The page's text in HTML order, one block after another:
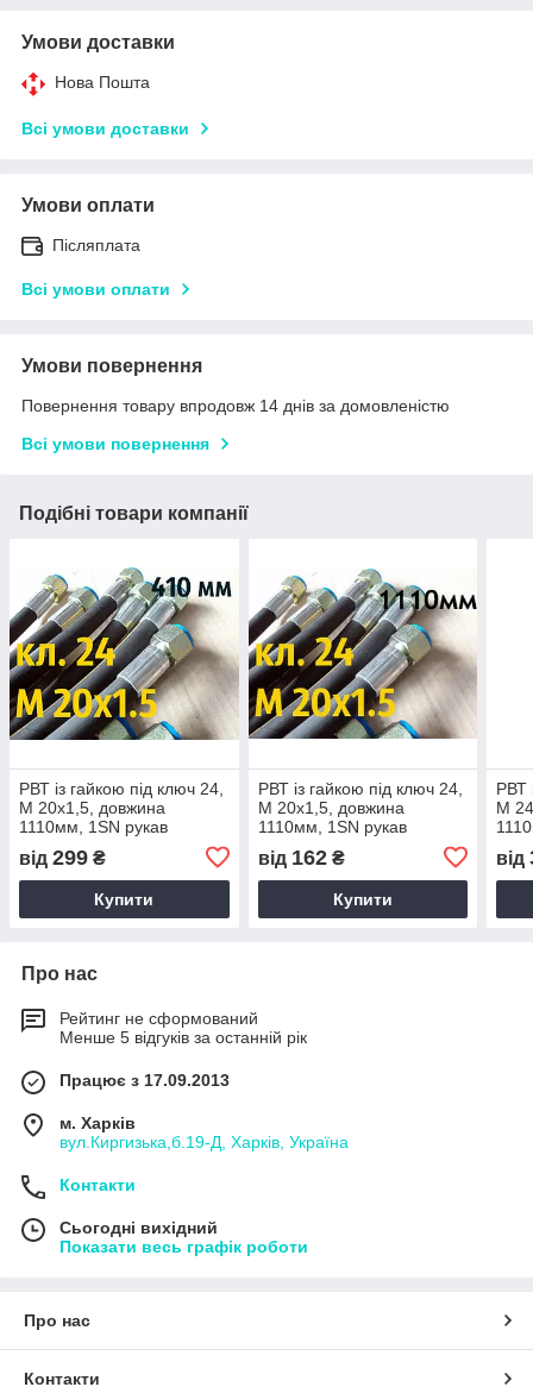
Умови доставки
Нова Пошта
Всі умови доставки
Умови оплати
Післяплата
Всі умови оплати
Умови повернення
Повернення товару впродовж 14 днів за домовленістю
Всі умови повернення
Подібні товари компанії
РВТ із гайкою під ключ 24,
М 20х1,5, довжина
1110мм, 1SN рукав
високого тиску з кутом 90°
від 299 ₴
Купити
РВТ із гайкою під ключ 24,
М 20х1,5, довжина
1110мм, 1SN рукав
від 162₴
Купити
РВТ
М
160
від
Про нас
Рейтинг не сформований
Менше 5 відгуків за останній рік
Працює з 17.09.2013
м. Харків
вул.Киргизька,б.19-Д, Харків, Україна
Контакти
Сьогодні вихідний
Показати весь графік роботи
Про нас
Контакти